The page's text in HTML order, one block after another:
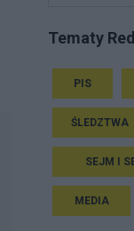
Tematy
PIS
ŚLEDZTWA
SEJM I
MEDIA